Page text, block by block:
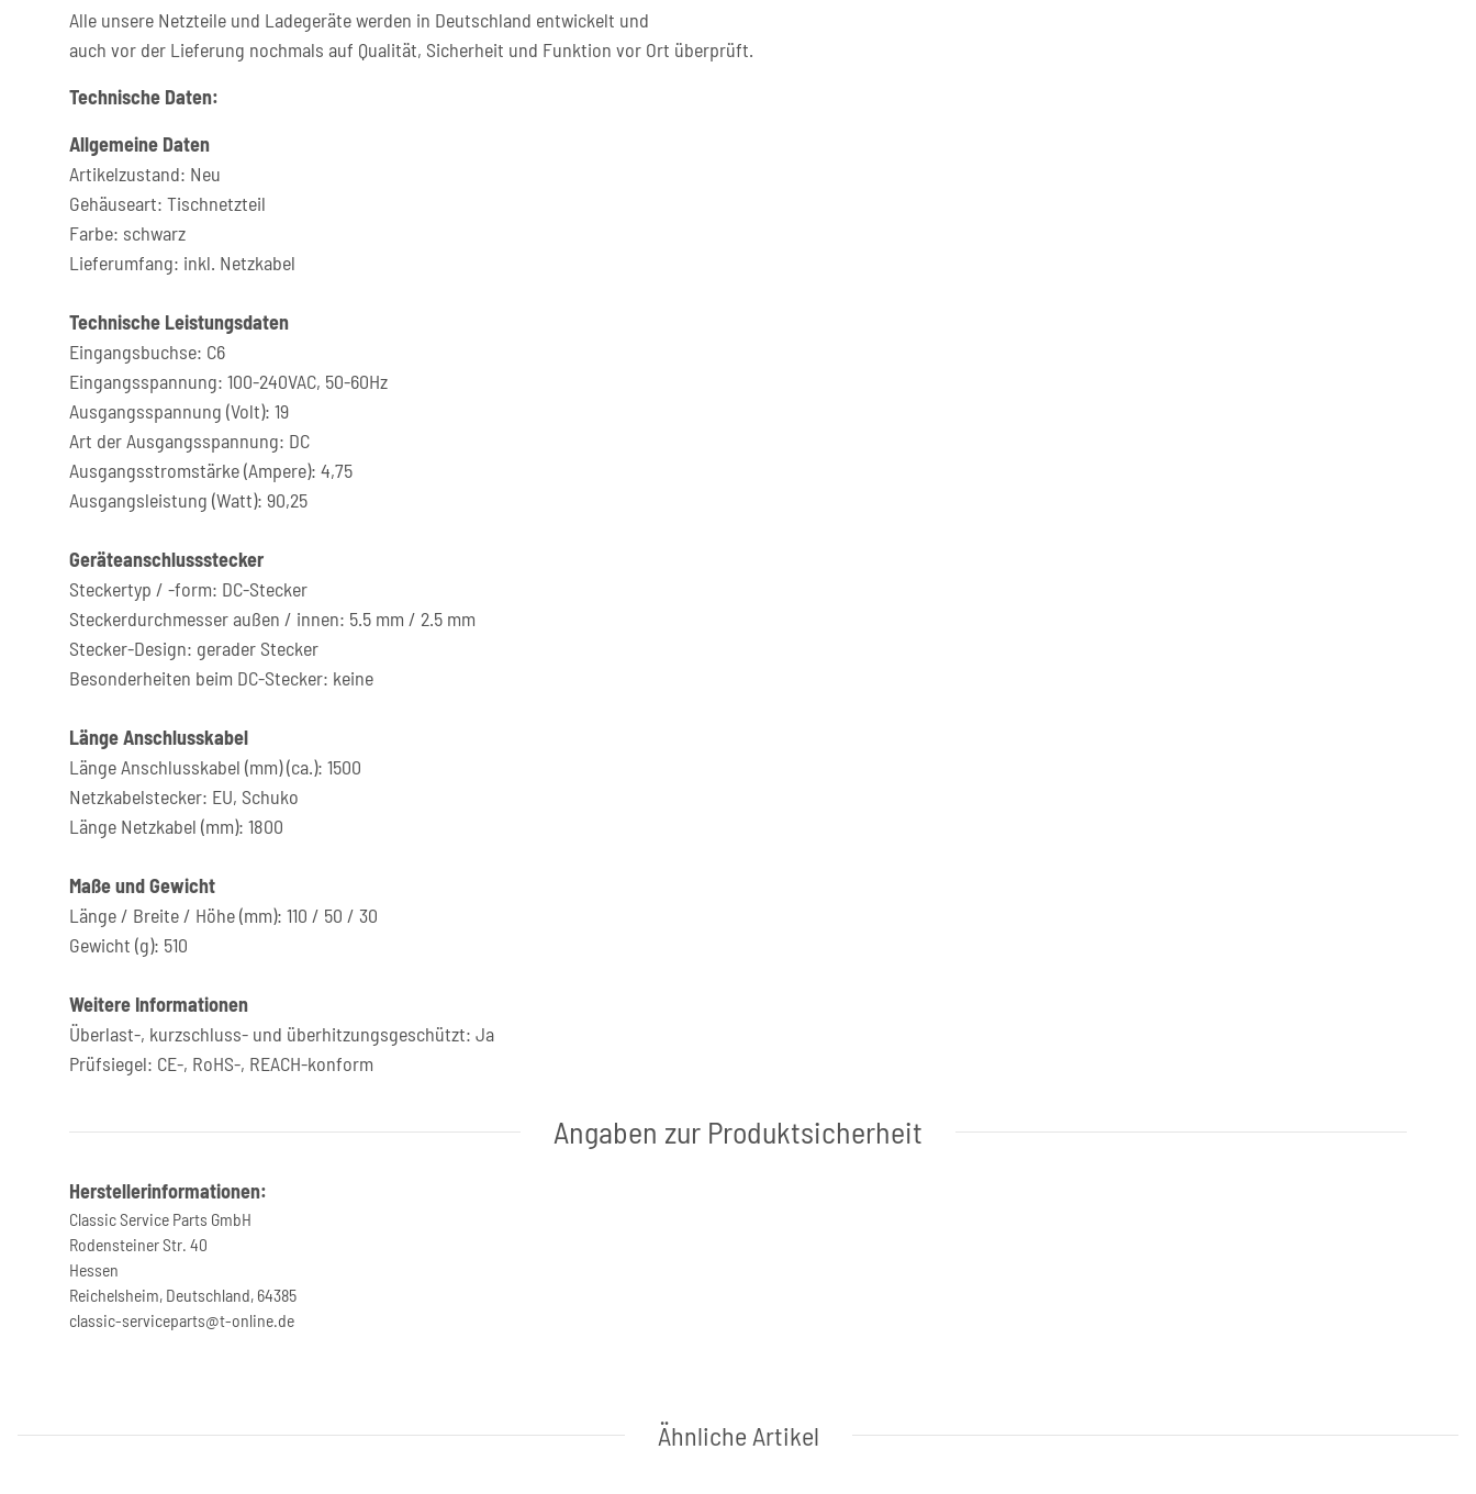
Alle unsere Netzteile und Ladegeräte werden in Deutschland entwickelt und
auch vor der Lieferung nochmals auf Qualität, Sicherheit und Funktion vor Ort überprüft.
Technische Daten:
Allgemeine Daten
Artikelzustand: Neu
Gehäuseart: Tischnetzteil
Farbe: schwarz
Lieferumfang: inkl. Netzkabel
Technische Leistungsdaten
Eingangsbuchse: C6
Eingangsspannung: 100-240VAC, 50-60Hz
Ausgangsspannung (Volt): 19
Art der Ausgangsspannung: DC
Ausgangsstromstärke (Ampere): 4,75
Ausgangsleistung (Watt): 90,25
Geräteanschlussstecker
Steckertyp / -form: DC-Stecker
Steckerdurchmesser außen / innen: 5.5 mm / 2.5 mm
Stecker-Design: gerader Stecker
Besonderheiten beim DC-Stecker: keine
Länge Anschlusskabel
Länge Anschlusskabel (mm) (ca.): 1500
Netzkabelstecker: EU, Schuko
Länge Netzkabel (mm): 1800
Maße und Gewicht
Länge / Breite / Höhe (mm): 110 / 50 / 30
Gewicht (g): 510
Weitere Informationen
Überlast-, kurzschluss- und überhitzungsgeschützt: Ja
Prüfsiegel: CE-, RoHS-, REACH-konform
Angaben zur Produktsicherheit
Herstellerinformationen:
Classic Service Parts GmbH
Rodensteiner Str. 40
Hessen
Reichelsheim, Deutschland, 64385
classic-serviceparts@t-online.de
Ähnliche Artikel